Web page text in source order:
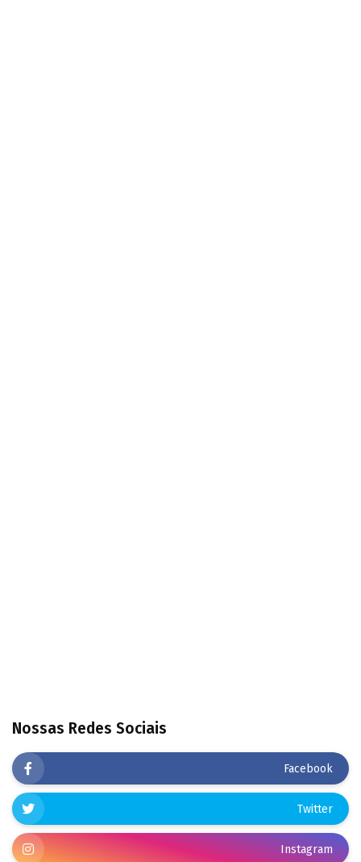
Nossas Redes Sociais
Facebook
Twitter
Instagram